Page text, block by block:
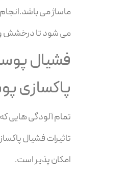
ماساژ می
می شود تا درخشش
فشیال
پاکسازی
تمام آلودگی هایی
تاثیرات فشیال
امکان پذیر است.